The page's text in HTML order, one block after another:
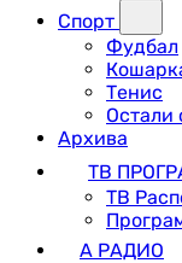
Спорт
Фудбал
Тенис
Остали
Архива
ТВ
ТВ
А РАДИО